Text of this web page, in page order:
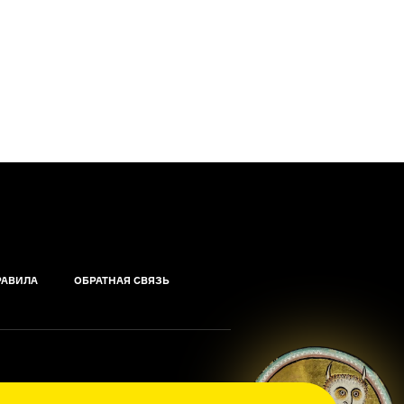
ОБРАТНАЯ СВЯЗЬ